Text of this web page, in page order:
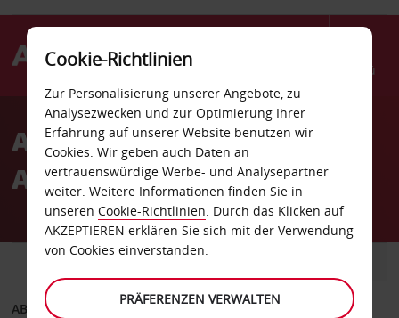
Menü
AvisAutovermietung San
Angelo Flughafen
ABHOLEN VON
Cookie-Richtlinien
Zur Personalisierung unserer Angebote, zu
Analysezwecken und zur Optimierung Ihrer
Erfahrung auf unserer Website benutzen wir
Cookies. Wir geben auch Daten an
vertrauenswürdige Werbe- und Analysepartner
weiter. Weitere Informationen finden Sie in
unseren Cookie-Richtlinien. Durch das Klicken auf
AKZEPTIEREN erklären Sie sich mit der Verwendung
von Cookies einverstanden.
PRÄFERENZEN VERWALTEN